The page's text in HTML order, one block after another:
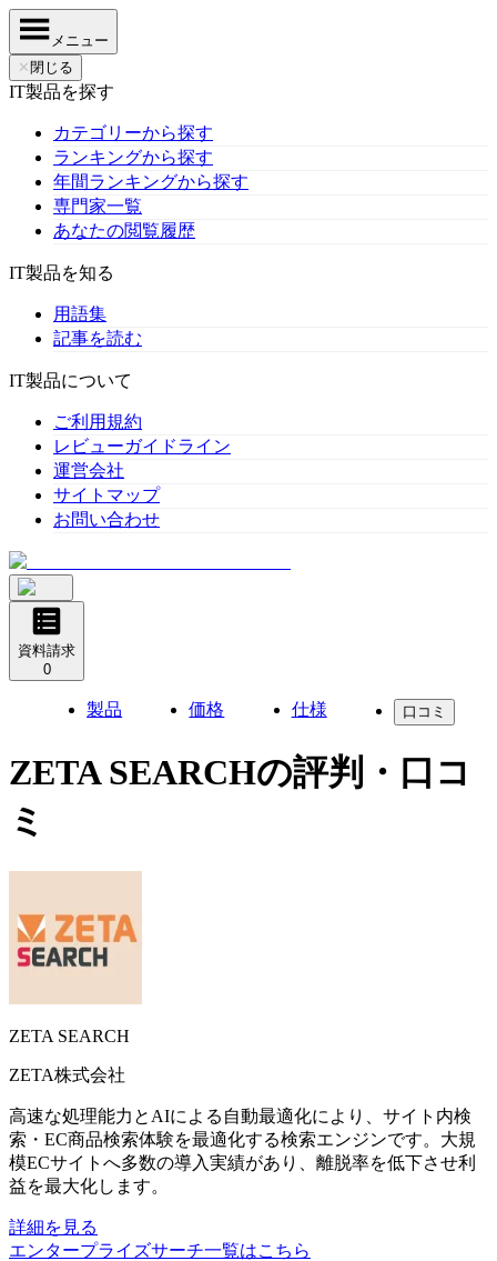
メニュー
✕ 閉じる
IT製品を探す
カテゴリーから探す
ランキングから探す
年間ランキングから探す
専門家一覧
あなたの閲覧履歴
IT製品を知る
用語集
記事を読む
IT製品について
ご利用規約
レビューガイドライン
運営会社
サイトマップ
お問い合わせ
資料請求
0
製品 価格 仕様 口コミ
ZETA SEARCHの評判・口コ
ミ
ZETA SEARCH
ZETA株式会社
高速な処理能力とAIによる自動最適化により、サイト内検
索・EC商品検索体験を最適化する検索エンジンです。大規
模ECサイトへ多数の導入実績があり、離脱率を低下させ利
益を最大化します。
詳細を見る
エンタープライズサーチ一覧はこちら